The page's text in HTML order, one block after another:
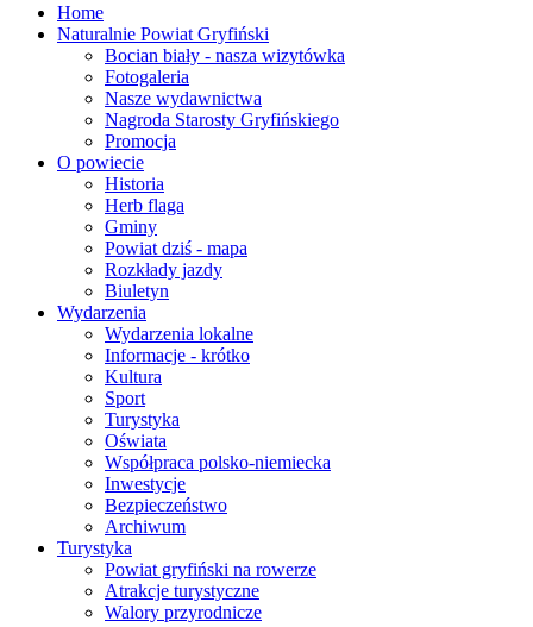
Home
Naturalnie Powiat Gryfiński
Bocian biały - nasza wizytówka
Fotogaleria
Nasze wydawnictwa
Nagroda Starosty Gryfińskiego
Promocja
O powiecie
Historia
Herb flaga
Gminy
Powiat dziś - mapa
Rozkłady jazdy
Biuletyn
Wydarzenia
Wydarzenia lokalne
Informacje - krótko
Kultura
Sport
Turystyka
Oświata
Współpraca polsko-niemiecka
Inwestycje
Bezpieczeństwo
Archiwum
Turystyka
Powiat gryfiński na rowerze
Atrakcje turystyczne
Walory przyrodnicze